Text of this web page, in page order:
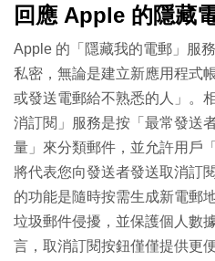
回應 Apple 的隱藏
Apple 的「隱藏我的電郵」服
私密，無論是建立新應用程式
或發送電郵給不熟悉的人」。
消訂閱」服務是按「最常發送
量」來分類郵件，並允許用戶
將代表您向發送者發送取消訂
的功能是隨時按需生成新電郵
垃圾郵件侵擾，並保護個人數
言，取消訂閱按鈕僅僅提供更